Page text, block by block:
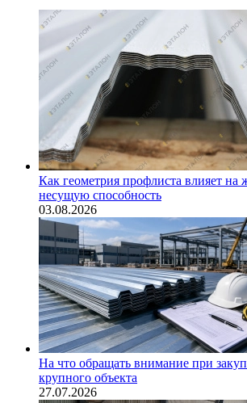
Как геометрия профлиста влияет на
несущую способность
03.08.2026
На что обращать внимание при
крупного объекта
27.07.2026